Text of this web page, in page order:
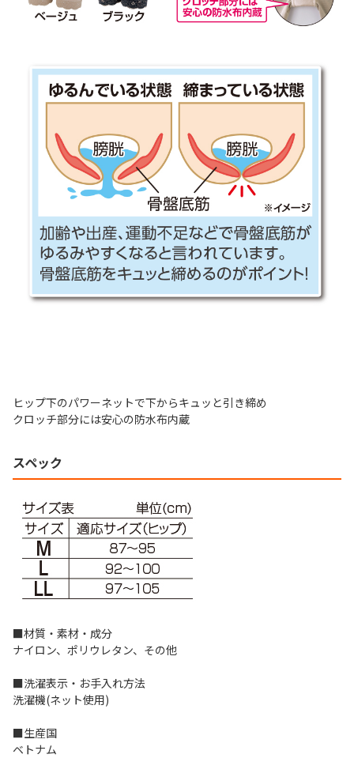
ヒップ下のパワーネットで下からキュッと引き締め
クロッチ部分には安心の防水布内蔵
スペック
■材質・素材・成分
ナイロン、ポリウレタン、その他
■洗濯表示・お手入れ方法
洗濯機(ネット使用)
■生産国
ベトナム